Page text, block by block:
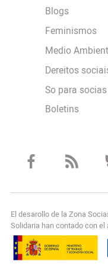
Blogs
Feminismos
Medio
Dereitos
So para socias
Boletins
El desarollo de la Zona
Solidaria han contado con el